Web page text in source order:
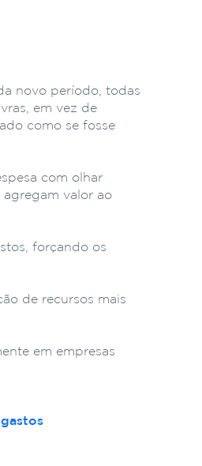
novo período, todas
em vez de
como se fosse
com olhar
valor ao
forçando os
de recursos mais
em empresas